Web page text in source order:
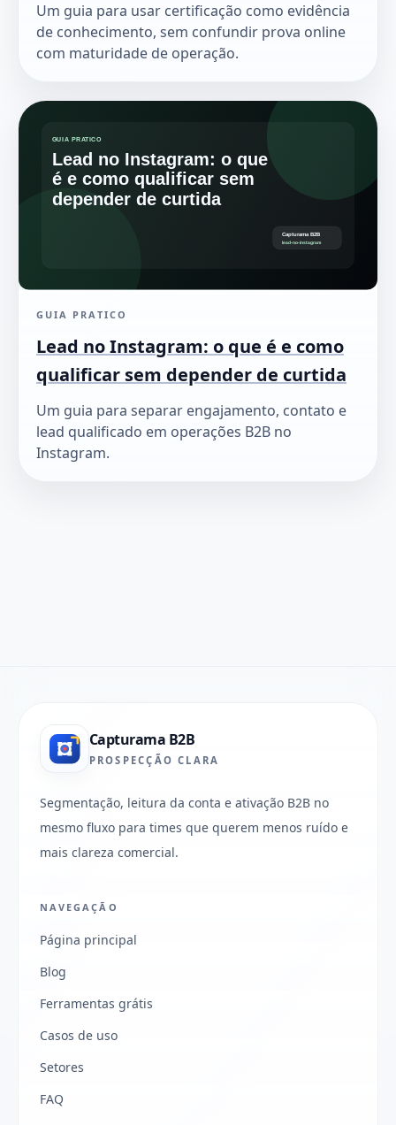
Um guia para usar certificação como evidência
de conhecimento, sem confundir prova online
com maturidade de operação.
GUIA PRATICO
Lead no Instagram: o que é e como
qualificar sem depender de curtida
Um guia para separar engajamento, contato e
lead qualificado em operações B2B no
Instagram.
Capturama B2B
PROSPECÇÃO CLARA
Segmentação, leitura da conta e ativação B2B no
mesmo fluxo para times que querem menos ruído e
mais clareza comercial.
NAVEGAÇÃO
Página principal
Blog
Ferramentas grátis
Casos de uso
Setores
FAQ